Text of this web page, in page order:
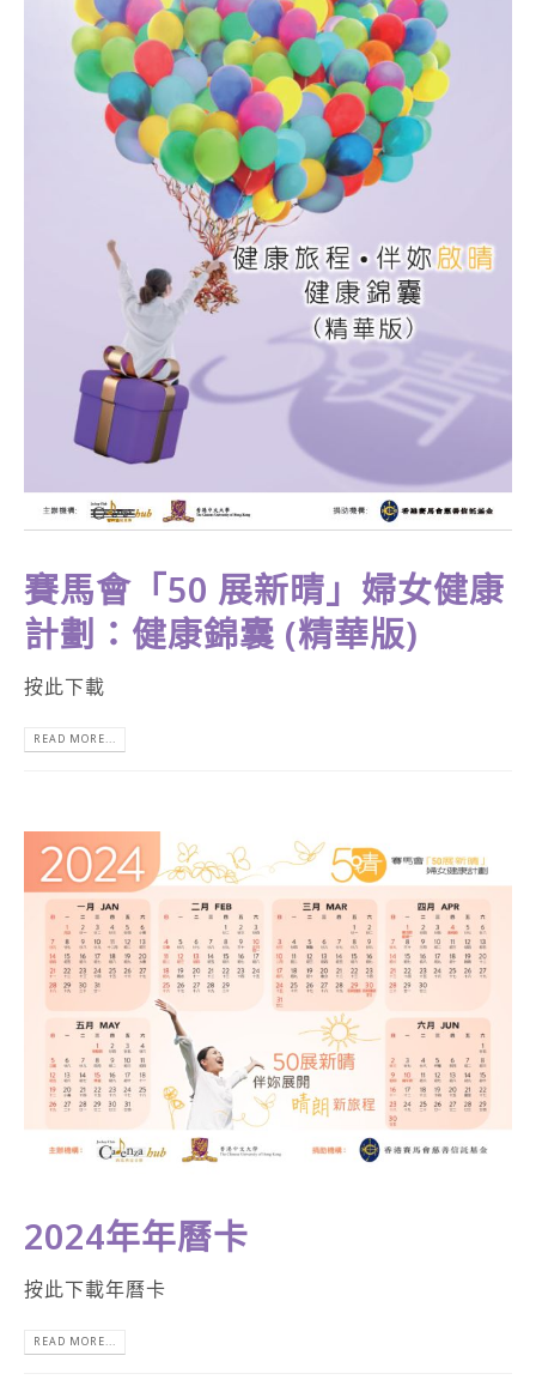
賽馬會「50 展新晴」婦女健康
計劃：健康錦囊 (精華版)
按此下載
READ MORE...
2024年年曆卡
按此下載年曆卡
READ MORE...